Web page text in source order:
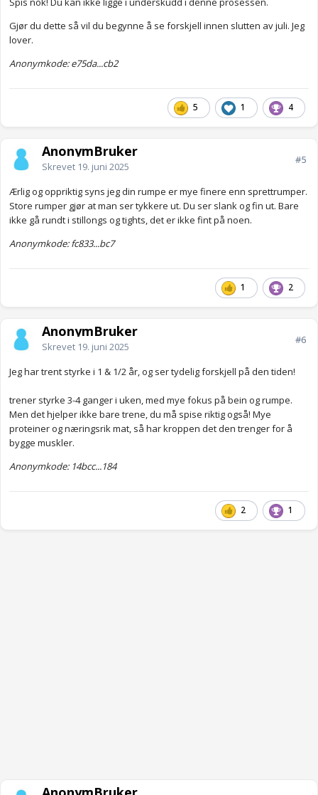
Gjør du dette så vil du begynne å se forskjell innen slutten av juli. Jeg
lover.
Anonymkode: e75da...cb2
5 1 4
AnonymBruker
Skrevet 19. juni 2025
#5
Ærlig og oppriktig syns jeg din rumpe er mye finere enn sprettrumper.
Store rumper gjør at man ser tykkere ut. Du ser slank og fin ut. Bare
ikke gå rundt i stillongs og tights, det er ikke fint på noen.
Anonymkode: fc833...bc7
1 2
AnonymBruker
Skrevet 19. juni 2025
#6
Jeg har trent styrke i 1 & 1/2 år, og ser tydelig forskjell på den tiden!
trener styrke 3-4 ganger i uken, med mye fokus på bein og rumpe.
Men det hjelper ikke bare trene, du må spise riktig også! Mye
proteiner og næringsrik mat, så har kroppen det den trenger for å
bygge muskler.
Anonymkode: 14bcc...184
2 1